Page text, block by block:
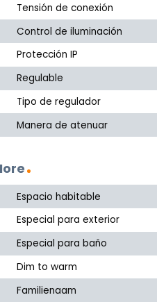
Tensión de conexión
Control de iluminación
Protección IP
Regulable
Tipo de regulador
Manera de atenuar
Espacio habitable
Especial para exterior
Especial para baño
Dim to warm
Familienaam